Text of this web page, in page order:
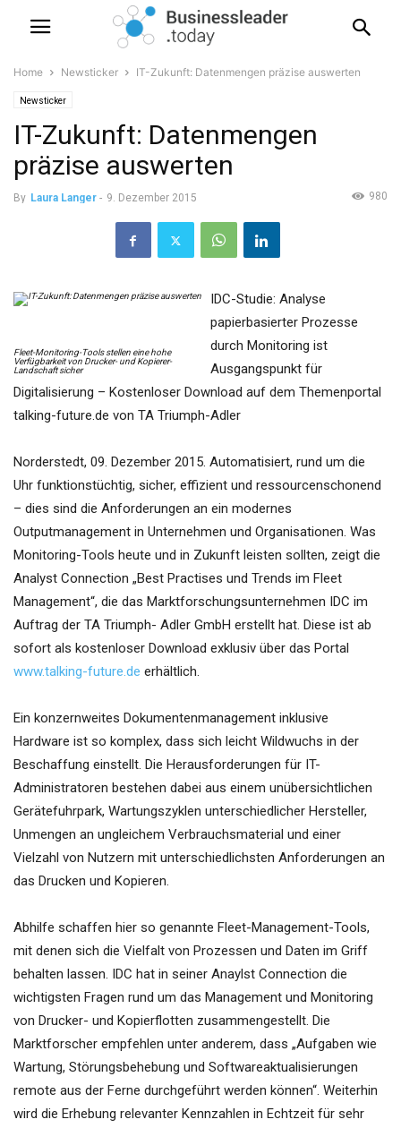
Home Newsticker IT-Zukunft: Datenmengen präzise auswerten
Newsticker
IT-Zukunft: Datenmengen
präzise auswerten
By Laura Langer - 9. Dezember 2015 980
Fleet-Monitoring-Tools stellen eine hohe
Verfügbarkeit von Drucker- und Kopierer-
Landschaft sicher
IDC-Studie: Analyse
papierbasierter Prozesse
durch Monitoring ist
Ausgangspunkt für
Digitalisierung – Kostenloser Download auf dem Themenportal
talking-future.de von TA Triumph-Adler
Norderstedt, 09. Dezember 2015. Automatisiert, rund um die
Uhr funktionstüchtig, sicher, effizient und ressourcenschonend
– dies sind die Anforderungen an ein modernes
Outputmanagement in Unternehmen und Organisationen. Was
Monitoring-Tools heute und in Zukunft leisten sollten, zeigt die
Analyst Connection „Best Practises und Trends im Fleet
Management“, die das Marktforschungsunternehmen IDC im
Auftrag der TA Triumph- Adler GmbH erstellt hat. Diese ist ab
sofort als kostenloser Download exklusiv über das Portal
www.talking-future.de erhältlich.
Ein konzernweites Dokumentenmanagement inklusive
Hardware ist so komplex, dass sich leicht Wildwuchs in der
Beschaffung einstellt. Die Herausforderungen für IT-
Administratoren bestehen dabei aus einem unübersichtlichen
Gerätefuhrpark, Wartungszyklen unterschiedlicher Hersteller,
Unmengen an ungleichem Verbrauchsmaterial und einer
Vielzahl von Nutzern mit unterschiedlichsten Anforderungen an
das Drucken und Kopieren.
Abhilfe schaffen hier so genannte Fleet-Management-Tools,
mit denen sich die Vielfalt von Prozessen und Daten im Griff
behalten lassen. IDC hat in seiner Anaylst Connection die
wichtigsten Fragen rund um das Management und Monitoring
von Drucker- und Kopierflotten zusammengestellt. Die
Marktforscher empfehlen unter anderem, dass „Aufgaben wie
Wartung, Störungsbehebung und Softwareaktualisierungen
remote aus der Ferne durchgeführt werden können“. Weiterhin
wird die Erhebung relevanter Kennzahlen in Echtzeit für sehr